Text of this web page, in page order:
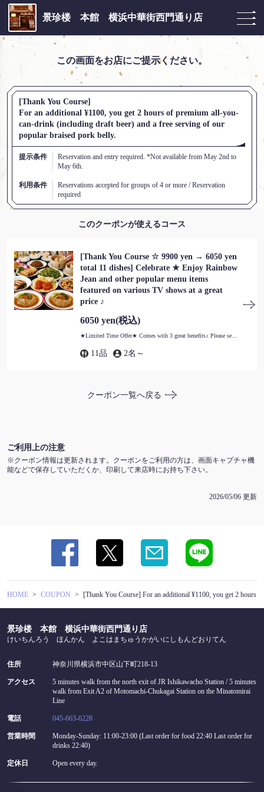
景珍楼 本館 横浜中華街西門通り店
この画面をお店にご提示ください。
[Thank You Course]
For an additional ¥1100, you get 2 hours of premium all-you-
can-drink (including draft beer) and a free serving of our
popular braised pork belly.
提示条件
Reservation and entry required. *Not available from May 2nd to
May 6th.
利用条件
Reservations accepted for groups of 4 or more / Reservation
required
このクーポンが使えるコース
[Thank You Course ☆ 9900 yen → 6050 yen
total 11 dishes] Celebrate ★ Enjoy Rainbow
Jean and other popular menu items
featured on various TV shows at a great
price ♪
6050 yen(税込)
11品 2名～
クーポン一覧へ戻る
ご利用上の注意
クーポン情報は更新されます。クーポンをご利用の方は、画面キャプチャ機
能などで保存していただくか、印刷して来店時にお持ち下さい。
2026/05/06 更新
HOME COUPON [Thank You Course] For an additional ¥1100, you get 2 hours
景珍楼 本館 横浜中華街西門通り店
けいちんろう ほんかん よこはまちゅうかがいにしもんどおりてん
住所 神奈川県横浜市中区山下町218-13
アクセス
5 minutes walk from the north exit of JR Ishikawacho Station / 5 minutes
walk from Exit A2 of Motomachi-Chukagai Station on the Minatomirai
Line
電話 045-663-6228
営業時間
Monday-Sunday: 11:00-23:00 (Last order for food 22:40 Last order for
drinks 22:40)
定休日 Open every day.
serving of our popular braised pork belly. | 景珍楼 本館 横浜
お店情報をコピー
閉じる